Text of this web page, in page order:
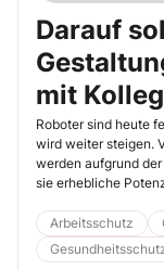
Darauf
mit
Roboter sind heute
wird weiter steigen.
werden aufgrund
sie erhebliche
können, sind
Berücksichtigung
müssen Sie
Arbeitsschutz